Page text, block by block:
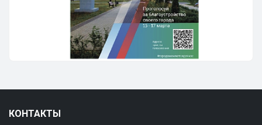
КОНТАКТЫ